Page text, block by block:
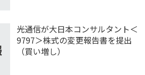
光通信が大日本コンサルタント＜
9797＞株式の変更報告書を提出
（買い増し）